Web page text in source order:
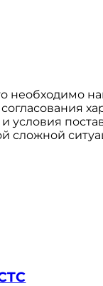
необходимо
условия
сложной